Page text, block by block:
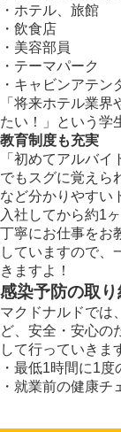
・ホテル、旅館
・飲食店
・美容部員
・テーマパーク
・キャビンアテン
「将来ホテル業
たい！」という学
教育制度も充実
「初めてアルバ
でもスグに覚えら
など分かりやすい
入社してから約1
丁寧にお仕事をお
していますので、
きますよ！
感染予防の取
マクドナルドでは
ど、安全・安心の
して行っていきま
・最低1時間に1
・就業前の健康